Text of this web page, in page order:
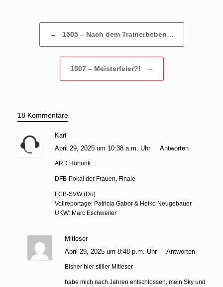
← 1505 – Nach dem Trainerbeben…
1507 – Meisterfeier?! →
18 Kommentare
Karl
April 29, 2025 um 10:38 a.m. Uhr
Antworten
ARD Hörfunk
DFB-Pokal der Frauen, Finale
FCB-SVW (Do)
Vollreportage: Patricia Gabor & Heiko Neugebauer
UKW: Marc Eschweiler
Mitleser
April 29, 2025 um 8:48 p.m. Uhr
Antworten
Bisher hier stiller Mitleser
habe mich nach Jahren entschlossen, mein Sky und